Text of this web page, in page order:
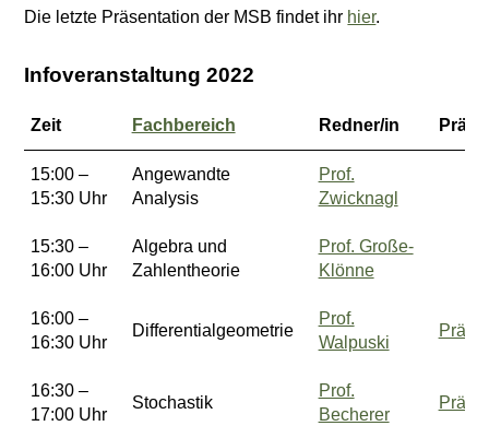
Die letzte Präsentation der MSB findet ihr hier.
Infoveranstaltung 2022
Zeit Fachbereich Redner/in
15:00 –
15:30 Uhr
Angewandte
Analysis
Prof.
Zwicknagl
15:30 –
16:00 Uhr
Algebra und
Zahlentheorie
Prof. Große-
Klönne
16:00 –
16:30 Uhr
Differentialgeometrie
Prof.
Walpuski
16:30 –
17:00 Uhr
Stochastik
Prof.
Becherer